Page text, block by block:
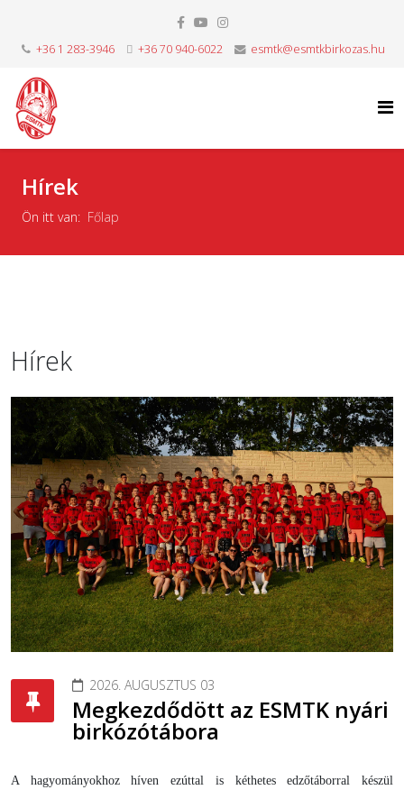
+36 1 283-3946 +36 70 940-6022 esmtk@esmtkbirkozas.hu
Hírek
Ön itt van: Főlap
Hírek
2026. AUGUSZTUS 03
Megkezdődött az ESMTK nyári
birkózótábora
A hagyományokhoz híven ezúttal is kéthetes edzőtáborral készül